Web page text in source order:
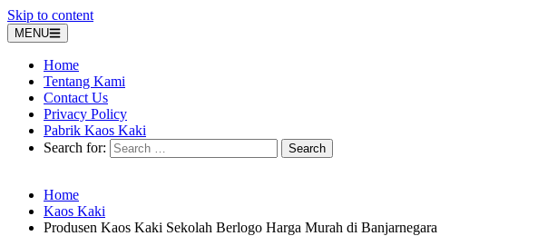
Skip to content
MENU
Home
Tentang Kami
Contact Us
Privacy Policy
Pabrik Kaos Kaki
Search for:
Home
Kaos Kaki
Produsen Kaos Kaki Sekolah Berlogo Harga Murah di Banjarnegara